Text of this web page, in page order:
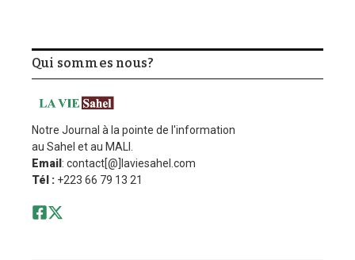
Qui sommes nous?
Notre Journal à la pointe de l'information
au Sahel et au MALI.
Email: contact[@]laviesahel.com
Tél : +223 66 79 13 21